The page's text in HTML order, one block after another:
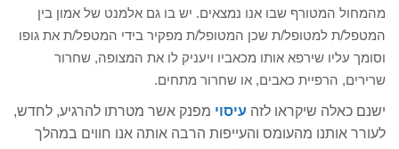
מהמחול המטורף שבו אנו נמצאים. יש בו גם אלמנט של אמון בין
המטפל/ת למטופל/ת שכן המטופל/ת מפקיר בידי המטפל/ת את גופו
וסומך עליו שירפא אותו מכאביו ויעניק לו את המצופה, שחרור
שרירים, הרפיית כאבים, או שחרור מתחים.
ישנם כאלה שיקראו לזה עיסוי מפנק אשר מטרתו להרגיע, לחדש,
לעורר אותנו מהעומס והעייפות הרבה אותה אנו חווים במהלך